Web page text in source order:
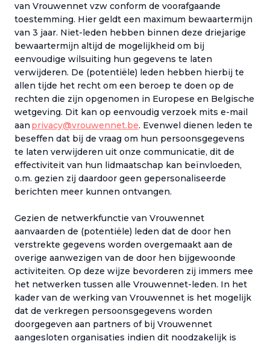
van Vrouwennet vzw conform de voorafgaande
toestemming. Hier geldt een maximum bewaartermijn
van 3 jaar. Niet-leden hebben binnen deze driejarige
bewaartermijn altijd de mogelijkheid om bij
eenvoudige wilsuiting hun gegevens te laten
verwijderen. De (potentiële) leden hebben hierbij te
allen tijde het recht om een beroep te doen op de
rechten die zijn opgenomen in Europese en Belgische
wetgeving. Dit kan op eenvoudig verzoek mits e-mail
aan privacy@vrouwennet.be. Evenwel dienen leden te
beseffen dat bij de vraag om hun persoonsgegevens
te laten verwijderen uit onze communicatie, dit de
effectiviteit van hun lidmaatschap kan beïnvloeden,
o.m. gezien zij daardoor geen gepersonaliseerde
berichten meer kunnen ontvangen.
Gezien de netwerkfunctie van Vrouwennet
aanvaarden de (potentiële) leden dat de door hen
verstrekte gegevens worden overgemaakt aan de
overige aanwezigen van de door hen bijgewoonde
activiteiten. Op deze wijze bevorderen zij immers mee
het netwerken tussen alle Vrouwennet-leden. In het
kader van de werking van Vrouwennet is het mogelijk
dat de verkregen persoonsgegevens worden
doorgegeven aan partners of bij Vrouwennet
aangesloten organisaties indien dit noodzakelijk is